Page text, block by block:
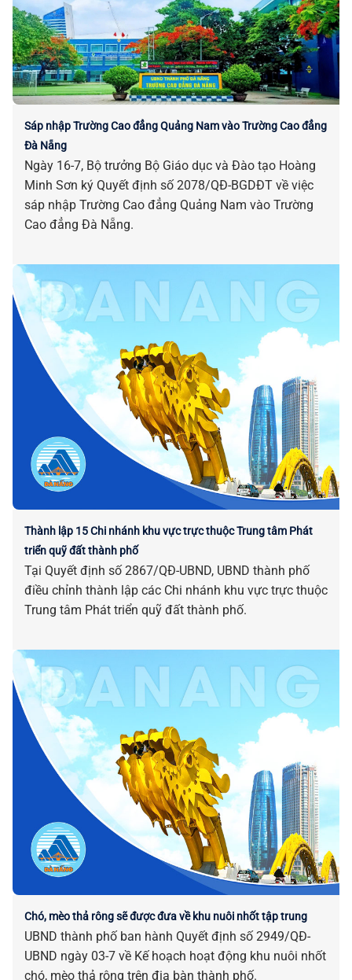
Sáp nhập Trường Cao đẳng Quảng Nam vào Trường Cao đẳng
Đà Nẵng
Ngày 16-7, Bộ trưởng Bộ Giáo dục và Đào tạo Hoàng
Minh Sơn ký Quyết định số 2078/QĐ-BGDĐT về việc
sáp nhập Trường Cao đẳng Quảng Nam vào Trường
Cao đẳng Đà Nẵng.
Thành lập 15 Chi nhánh khu vực trực thuộc Trung tâm Phát
triển quỹ đất thành phố
Tại Quyết định số 2867/QĐ-UBND, UBND thành phố
điều chỉnh thành lập các Chi nhánh khu vực trực thuộc
Trung tâm Phát triển quỹ đất thành phố.
Chó, mèo thả rông sẽ được đưa về khu nuôi nhốt tập trung
UBND thành phố ban hành Quyết định số 2949/QĐ-
UBND ngày 03-7 về Kế hoạch hoạt động khu nuôi nhốt
chó, mèo thả rông trên địa bàn thành phố.